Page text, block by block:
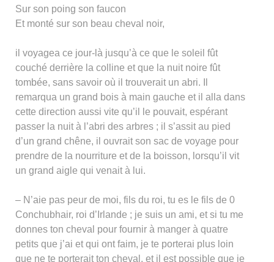
Sur son poing son faucon
Et monté sur son beau cheval noir,
il voyagea ce jour-là jusqu’à ce que le soleil fût
couché derrière la colline et que la nuit noire fût
tombée, sans savoir où il trouverait un abri. Il
remarqua un grand bois à main gauche et il alla dans
cette direction aussi vite qu’il le pouvait, espérant
passer la nuit à l’abri des arbres ; il s’assit au pied
d’un grand chêne, il ouvrait son sac de voyage pour
prendre de la nourriture et de la boisson, lorsqu’il vit
un grand aigle qui venait à lui.
– N’aie pas peur de moi, fils du roi, tu es le fils de 0
Conchubhair, roi d’Irlande ; je suis un ami, et si tu me
donnes ton cheval pour fournir à manger à quatre
petits que j’ai et qui ont faim, je te porterai plus loin
que ne te porterait ton cheval, et il est possible que je